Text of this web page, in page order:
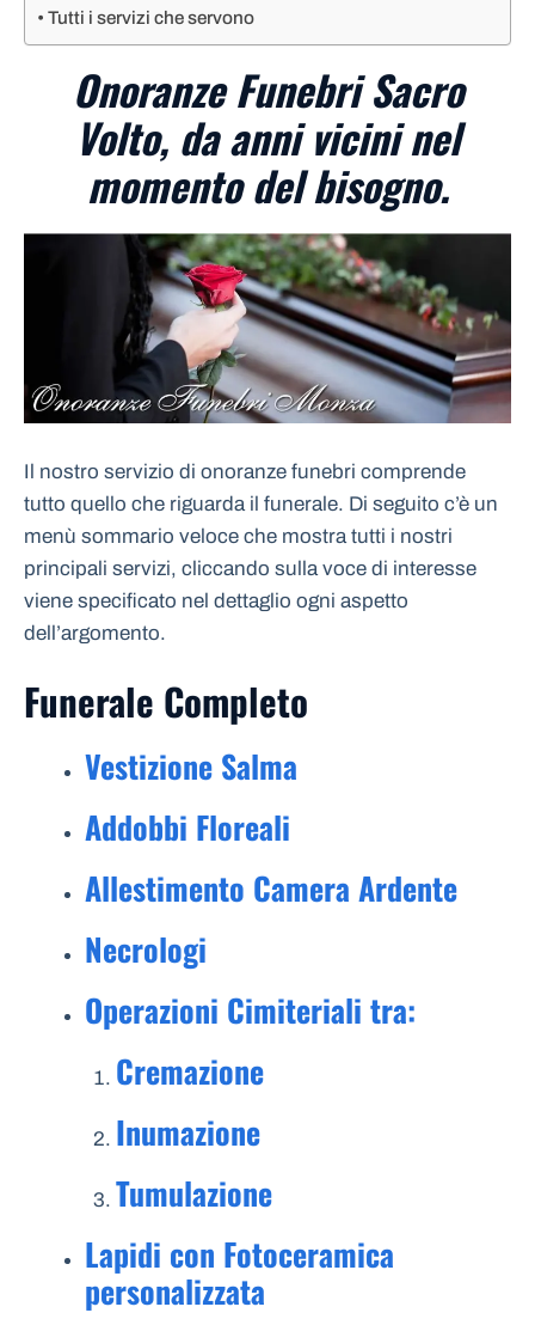
Tutti i servizi che servono
Onoranze Funebri Sacro
Volto, da anni vicini nel
momento del bisogno.
Il nostro servizio di onoranze funebri comprende
tutto quello che riguarda il funerale. Di seguito c’è un
menù sommario veloce che mostra tutti i nostri
principali servizi, cliccando sulla voce di interesse
viene specificato nel dettaglio ogni aspetto
dell’argomento.
Funerale Completo
Vestizione Salma
Addobbi Floreali
Allestimento Camera Ardente
Necrologi
Operazioni Cimiteriali tra:
Cremazione
Inumazione
Tumulazione
Lapidi con Fotoceramica
personalizzata